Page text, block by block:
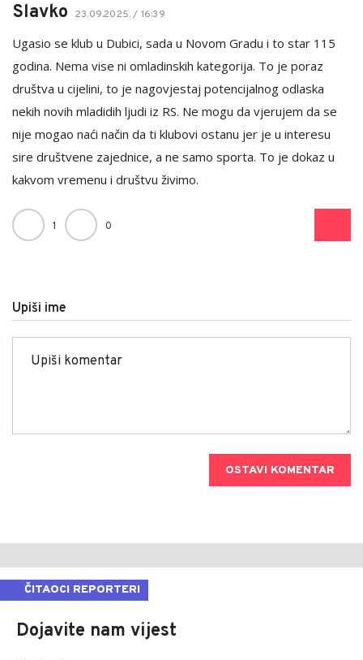
Slavko 23.09.2025. / 16:39
Ugasio se klub u Dubici, sada u Novom Gradu i to star 115
godina. Nema vise ni omladinskih kategorija. To je poraz
društva u cijelini, to je nagovjestaj potencijalnog odlaska
nekih novih mladidih ljudi iz RS. Ne mogu da vjerujem da se
nije mogao naći način da ti klubovi ostanu jer je u interesu
sire društvene zajednice, a ne samo sporta. To je dokaz u
kakvom vremenu i društvu živimo.
1 0
Upiši ime
OSTAVI KOMENTAR
ČITAOCI REPORTERI
Dojavite nam vijest